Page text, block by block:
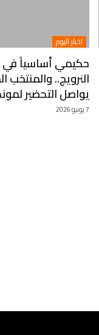
اخبار اليوم
حكيمي أساسياً في
النرويج.. والمنتخب
يواصل التحضير
7 يونيو 2026